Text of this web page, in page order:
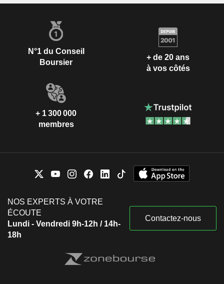
N°1 du Conseil
Boursier
+ de 20 ans
à vos côtés
+ 1 300 000
membres
NOS EXPERTS À VOTRE
ÉCOUTE
Lundi - Vendredi 9h-12h / 14h-
18h
Contactez-nous